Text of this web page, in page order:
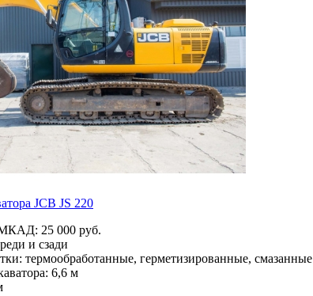
JCB JS 220
МКАД: 25 000 руб.
и сзади
термообработанные, герметизированные, смазанные
6,6 м